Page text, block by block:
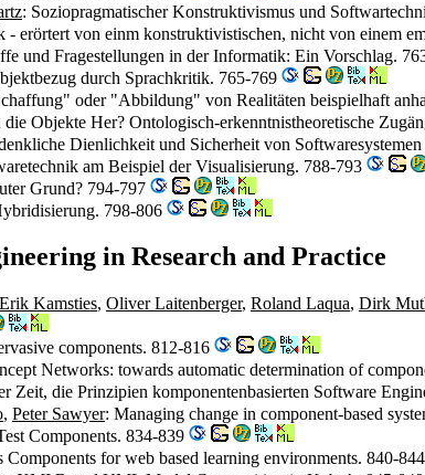
: Soziopragmatischer Konstruktivismus und
- erörtert von einm konstruktivistischen, nicht von einem
und Fragestellungen in der Informatik: Ein Vorschlag.
durch Sprachkritik. 765-769
oder "Abbildung" von Realitäten beispielhaft
die Objekte Her? Ontologisch-erkenntnistheoretische
Dienlichkeit und Sicherheit von
am Beispiel der Visualisierung. 788-793
Grund? 794-797
798-806
in Research and Practice
Erik Kamsties, Oliver Laitenberger, Roland Laqua, Dirk
components. 812-816
Networks: towards automatic determination of
Zeit, die Prinzipien komponentenbasierten Software
, Peter Sawyer: Managing change in component-based
Components. 834-839
Components for web based learning environments. 840-844